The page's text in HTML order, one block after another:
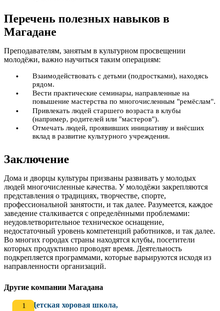
Перечень полезных навыков в
Магадане
Преподавателям, занятым в культурном просвещении
молодёжи, важно научиться таким операциям:
Взаимодействовать с детьми (подростками), находясь
рядом.
Вести практические семинары, направленные на
повышение мастерства по многочисленным "ремёслам".
Привлекать людей старшего возраста в клубы
(например, родителей или "мастеров").
Отмечать людей, проявивших инициативу и внёсших
вклад в развитие культурного учреждения.
Заключение
Дома и дворцы культуры призваны развивать у молодых
людей многочисленные качества. У молодёжи закрепляются
представления о традициях, творчестве, спорте,
профессиональной занятости, и так далее. Разумеется, каждое
заведение сталкивается с определёнными проблемами:
неудовлетворительное техническое оснащение,
недостаточный уровень компетенций работников, и так далее.
Во многих городах страны находятся клубы, посетители
которых продуктивно проводят время. Деятельность
подкрепляется программами, которые варьируются исходя из
направленности организаций.
Другие компании Магадана
Детская хоровая школа,